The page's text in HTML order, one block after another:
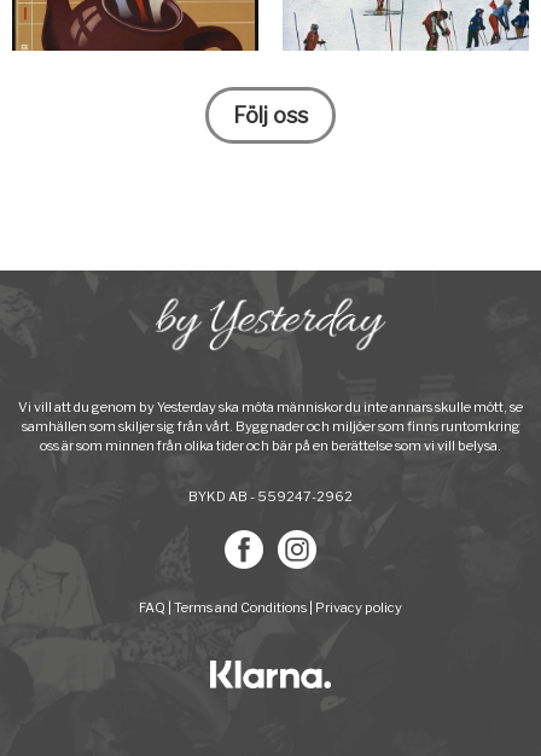
Följ oss
Vi vill att du genom by Yesterday ska möta människor du inte annars skulle mött, se
samhällen som skiljer sig från vårt. Byggnader och miljöer som finns runtomkring
oss är som minnen från olika tider och bär på en berättelse som vi vill belysa.
BYKD AB - 559247-2962
FAQ Terms and Conditions Privacy policy